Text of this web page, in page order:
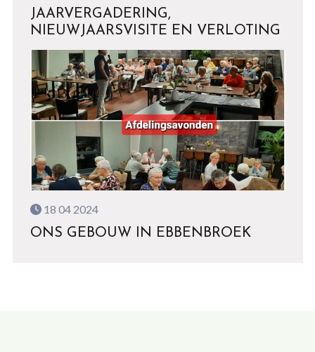
JAARVERGADERING,
NIEUWJAARSVISITE EN VERLOTING
18 04 2024
ONS GEBOUW IN EBBENBROEK